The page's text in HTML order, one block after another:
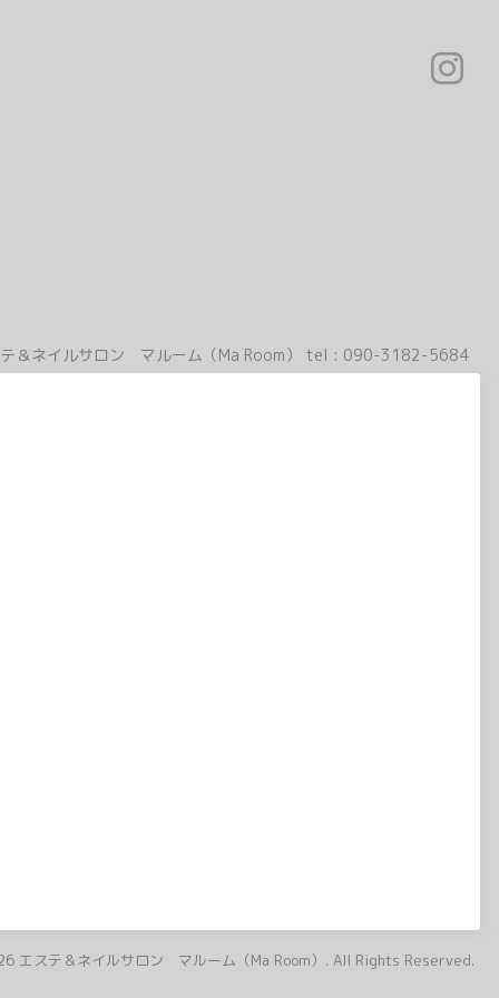
＆ネイルサロン マルーム（Ma Room） tel : 090-3182-5684
エステ＆ネイルサロン マルーム（Ma Room） . All Rights Reserved.